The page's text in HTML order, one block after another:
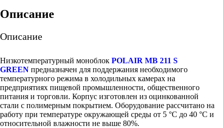
Описание
Описание
Низкотемпературный моноблок POLAIR MB 211 S
GREEN предназначен для поддержания необходимого
температурного режима в холодильных камерах на
предприятиях пищевой промышленности, общественного
питания и торговли. Корпус изготовлен из оцинкованной
стали с полимерным покрытием. Оборудование рассчитано на
работу при температуре окружающей среды от 5 °С до 40 °С и
относительной влажности не выше 80%.